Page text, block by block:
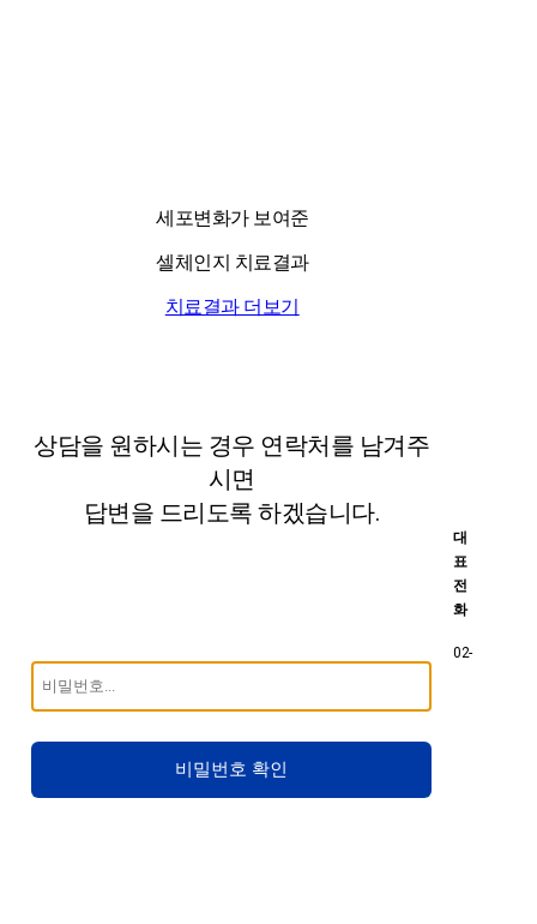
세포변화가 보여준
셀체인지 치료결과
치료결과 더보기
상담을 원하시는 경우 연락처를 남겨주
시면
답변을 드리도록 하겠습니다.
비밀번호 확인
대
표
전
화
02-